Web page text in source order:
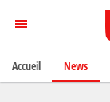
Accueil News